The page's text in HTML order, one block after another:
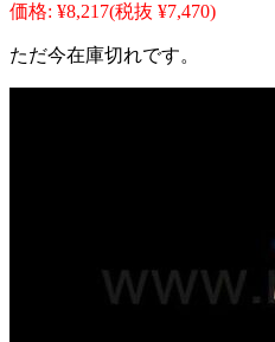
価格: ¥8,217(税抜 ¥7,470)
ただ今在庫切れです。